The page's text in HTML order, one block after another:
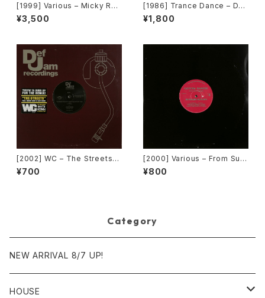
[1999] Various – Micky Rec
ord Vol. 49 [Micky Record
s Inc.][PROMO]
¥3,500
[1986] Trance Dance – Do
The Dance [Epic]
¥1,800
[2002] WC – The Streets
(Remix) [Def Jam Recordin
gs][PROMO]
¥700
[2000] Various – From Sup
er Dance Freak Vol. 83 / B
ack To The "Disco" ~私もD
¥800
Category
NEW ARRIVAL 8/7 UP!
HOUSE